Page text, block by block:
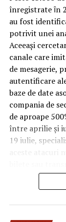
trece printr-un
bagaje trase
rezervări
frecvență
orice
elemente
patului și a ușii
În etapa de
care iau în
cu rotație mare
decolorare
o decizie care
după primele
amintire
înregistrate ȋn
au fost
potrivit unei
Aceeași
canale care
de mesagerie,
autentificare
baze de date
compania de
de aproape
între aprilie și
19 iulie,
conturile,
utilizate de